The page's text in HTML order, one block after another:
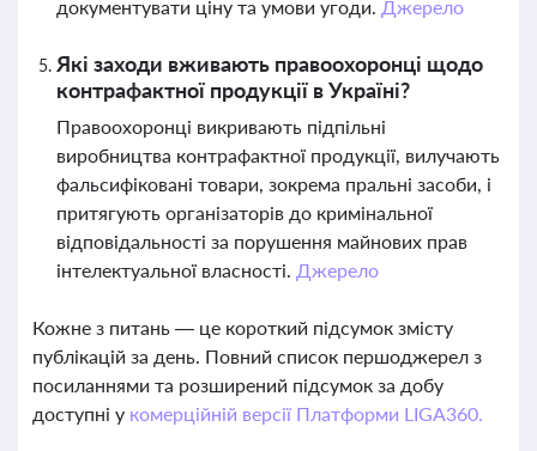
документувати ціну та умови угоди. Джерело
Які заходи вживають правоохоронці щодо
контрафактної продукції в Україні?
Правоохоронці викривають підпільні
виробництва контрафактної продукції, вилучають
фальсифіковані товари, зокрема пральні засоби, і
притягують організаторів до кримінальної
відповідальності за порушення майнових прав
інтелектуальної власності. Джерело
Кожне з питань — це короткий підсумок змісту
публікацій за день. Повний список першоджерел з
посиланнями та розширений підсумок за добу
доступні у комерційній версії Платформи LIGA360.